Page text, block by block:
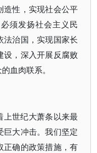
造性，实现社会公平
须发扬社会主义民
法治国，实现国家长
，深入开展反腐败
血肉联系。
上世纪大萧条以来最
巨大冲击。我们坚定
正确的政策措施，有